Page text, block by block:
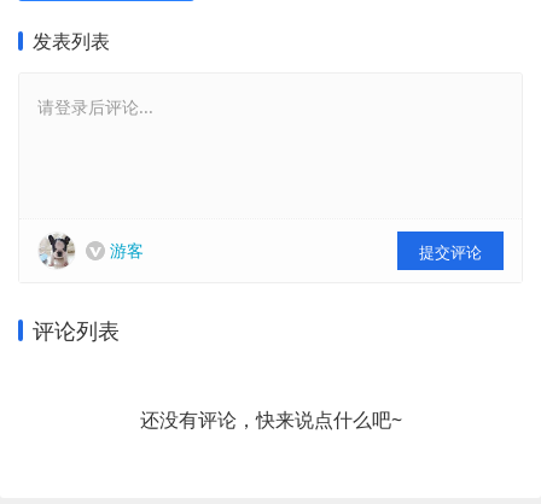
发表列表
请登录后评论...
游客 提交评论
评论列表
还没有评论，快来说点什么吧~